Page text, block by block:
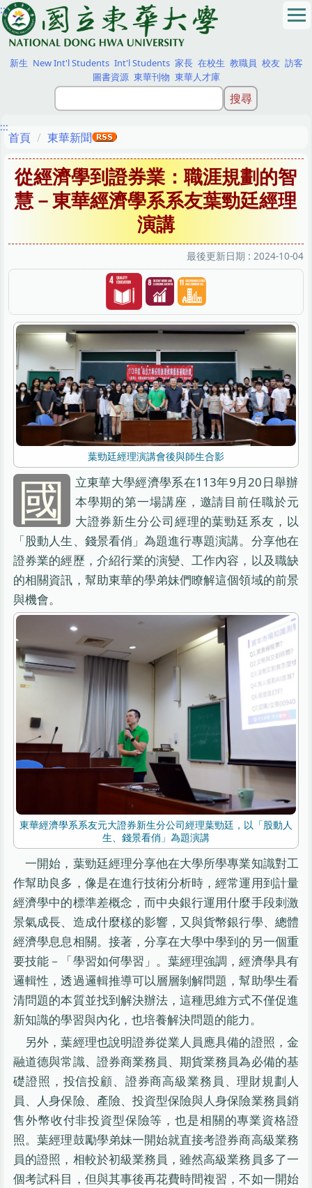
跳
到
主
要
內
:::
新生 New Int'l Students Int'l Students 家長 在校生 教職員 校友 訪客
圖書資源 東華刊物 東華人才庫
:::
首頁 東華新聞
從經濟學到證券業：職涯規劃的智
慧－東華經濟學系系友葉勁廷經理
演講
最後更新日期 : 2024-10-04
葉勁廷經理演講會後與師生合影
國
立東華大學經濟學系在113年9月20日舉辦
本學期的第一場講座，邀請目前任職於元
大證券新生分公司經理的葉勁廷系友，以
「股動人生、錢景看俏」為題進行專題演講。分享他在
證券業的經歷，介紹行業的演變、工作內容，以及職缺
的相關資訊，幫助東華的學弟妹們瞭解這個領域的前景
與機會。
東華經濟學系系友元大證券新生分公司經理葉勁廷，以「股動人
生、錢景看俏」為題演講
一開始，葉勁廷經理分享他在大學所學專業知識對工
作幫助良多，像是在進行技術分析時，經常運用到計量
經濟學中的標準差概念，而中央銀行運用什麼手段刺激
景氣成長、造成什麼樣的影響，又與貨幣銀行學、總體
經濟學息息相關。接著，分享在大學中學到的另一個重
要技能－「學習如何學習」。葉經理強調，經濟學具有
邏輯性，透過邏輯推導可以層層剝解問題，幫助學生看
清問題的本質並找到解決辦法，這種思維方式不僅促進
新知識的學習與內化，也培養解決問題的能力。
另外，葉經理也說明證券從業人員應具備的證照，金
融道德與常識、證券商業務員、期貨業務員為必備的基
礎證照，投信投顧、證券商高級業務員、理財規劃人
員、人身保險、產險、投資型保險與人身保險業務員銷
售外幣收付非投資型保險等，也是相關的專業資格證
照。葉經理鼓勵學弟妹一開始就直接考證券商高級業務
員的證照，相較於初級業務員，雖然高級業務員多了一
個考試科目，但與其事後再花費時間複習，不如一開始